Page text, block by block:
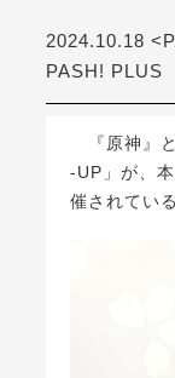
2024.10.18
PASH! PLUS
『原神』
-UP」が、
催されている